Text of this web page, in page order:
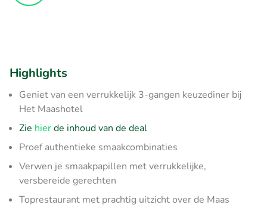
Highlights
Geniet van een verrukkelijk 3-gangen keuzediner bij
Het Maashotel
Zie hierde inhoud van de deal
Proef authentieke smaakcombinaties
Verwen je smaakpapillen met verrukkelijke,
versbereide gerechten
Toprestaurant met prachtig uitzicht over de Maas